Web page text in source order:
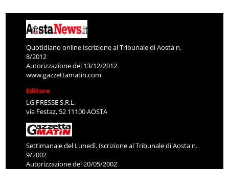
Quotidiano online Iscrizione al Tribunale di Aosta n.
8/2012
Autorizzazione del 13/12/2012
www.gazzettamatin.com
Editore
LG PRESSE S.R.L.
via Festaz, 52 11100 AOSTA
Settimanale del Lunedì. Iscrizione al Tribunale di Aosta n.
9/2002
Autorizzazione del 20/05/2002